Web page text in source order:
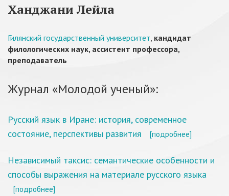
Ханджани Лейла
Гилянский государственный университет, кандидат
филологических наук, ассистент профессора,
преподаватель
Журнал «Молодой ученый»:
Русский язык в Иране: история, современное
состояние, перспективы развития
[подробнее]
Независимый таксис: семантические особенности и
способы выражения на материале русского языка
[подробнее]